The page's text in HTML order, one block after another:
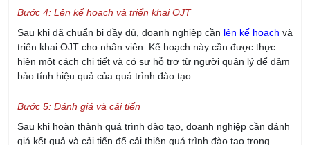
Bước 4: Lên kế hoạch và triển khai OJT
Sau khi đã chuẩn bị đầy đủ, doanh nghiệp cần lên kế hoạch
và
triển khai OJT cho nhân viên. Kế hoạch này cần được thực
hiện một cách chi tiết và có sự hỗ trợ từ người quản lý để đảm
bảo tính hiệu quả của quá trình đào tạo.
Bước 5: Đánh giá và cải tiến
Sau khi hoàn thành quá trình đào tạo, doanh nghiệp cần đánh
giá kết quả và cải tiến để cải thiện quá trình đào tạo trong